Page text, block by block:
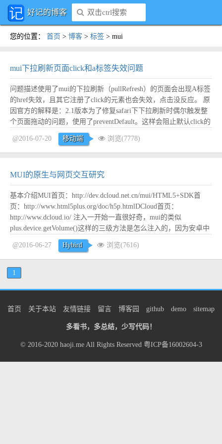
好记的博客
您的位置 ： 首页 > 博客 > 标签 > mui
mui下拉刷新页面click和a标签失效问题
问题描述使用了mui的下拉刷新（pullRefresh）的页面会出现A标签
的href失效，且其它注册了click的元素也会失效，点击没反应。 原
因官方的解释是：2.1版本为了修复safari下下拉刷新时偶尔触发整
个页面拖动的问题，使用了preventDefault。这样会阻止默认click的
触发。 详见：http://ask.dcloud.net.cn/question/8894 解决办法解...
读全文
@2016-07-20 移动端 浏览(7778)
MUI的原生与网页交互研究
基本介绍MUI首页：http://dev.dcloud.net.cn/mui/HTML5+SDK首
页：http://www.html5plus.org/doc/h5p.htmlDCloud首页：
http://www.dcloud.io/ 注入一开始一直很好奇，mui的类似
plus.device.getVolume()这样的三级方法是怎么注入的，因为安卓中
注入时mWebView.addJavasc...
@2016-06-27
Hybird 浏览(7616)
1
首页 关于本站 友情链接 留言 博客园 github demo sitemap
多看书，多总结，少写代码！
© 2016-2020 haoji.meAll Rights Reserved 粤ICP备16002604-3